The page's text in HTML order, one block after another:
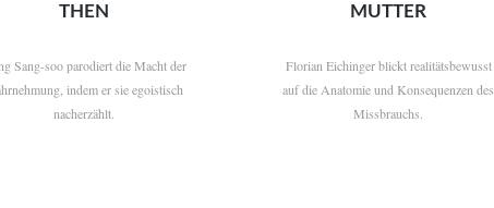
THEN
Sang-soo parodiert die Macht der
indem er sie egoistisch
nacherzählt.
MUTTER
Florian Eichinger blickt realitätsbewusst
auf die Anatomie und Konsequenzen des
Missbrauchs.